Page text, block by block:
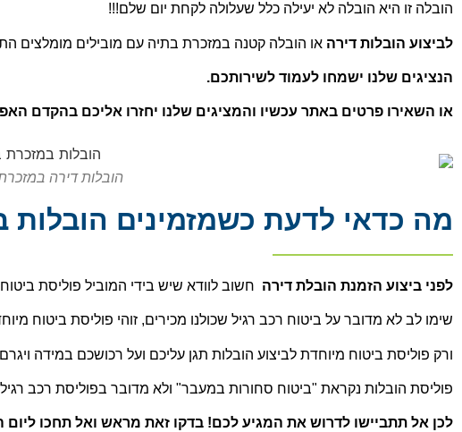
הובלה זו היא הובלה לא יעילה כלל שעלולה לקחת יום שלם!!!
לביצוע הובלות דירה או הובלה קטנה במזכרת בתיה עם מובילים מומלצים
הנציגים שלנו ישמחו לעמוד לשירותכם.
או השאירו פרטים באתר עכשיו והמציגים שלנו יחזרו אליכם בהקדם
הובלות דירה
מה כדאי לדעת כשמזמינים הובלות
לפני ביצוע הזמנת הובלת דירה חשוב לוודא שיש בידי המוביל פוליסת
שימו לב לא מדובר על ביטוח רכב רגיל שכולנו מכירים, זוהי פוליסת ביטוח
ורק פוליסת ביטוח מיוחדת לביצוע הובלות תגן עליכם ועל רכושכם במידה
פוליסת הובלות נקראת "ביטוח סחורות במעבר" ולא מדובר בפוליסת רכב רגיל
לכן אל תתביישו לדרוש את המגיע לכם! בדקו זאת מראש ואל תחכו ליום